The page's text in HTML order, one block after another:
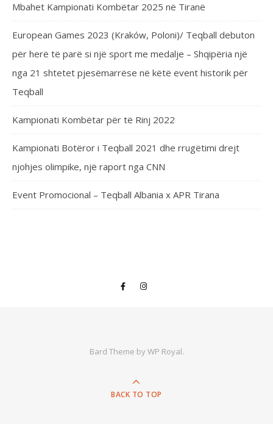
Mbahet Kampionati Kombëtar 2025 në Tiranë
European Games 2023 (Kraków, Poloni)/ Teqball debuton
për herë të parë si një sport me medalje – Shqipëria një
nga 21 shtetet pjesëmarrëse në këtë event historik për
Teqball
Kampionati Kombëtar për të Rinj 2022
Kampionati Botëror i Teqball 2021 dhe rrugëtimi drejt
njohjes olimpike, një raport nga CNN
Event Promocional – Teqball Albania x APR Tirana
Bard Theme byWP Royal.
BACK TO TOP